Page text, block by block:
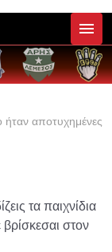
αποτυχημένες
τα παιχνίδια
βρίσκεσαι στον